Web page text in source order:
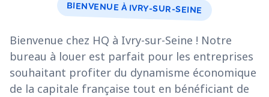
BIENVENUE À IVRY-SUR-SEINE
Bienvenue chez HQ à Ivry-sur-Seine ! Notre
bureau à louer est parfait pour les entreprises
souhaitant profiter du dynamisme économique
de la capitale française tout en bénéficiant de